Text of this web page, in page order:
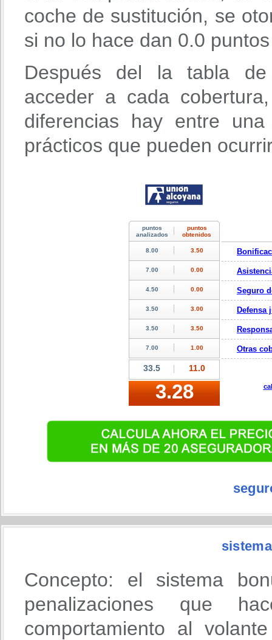
coche de sustitución, se
si no lo hace dan 0.0 puntos
Después del la tabla de
acceder a cada
diferencias hay entre
prácticos que pueden
Seguro
Defensa
Otras
Concepto: el sistema
penalizaciones que
comportamiento al